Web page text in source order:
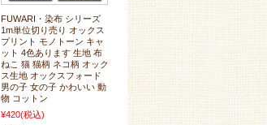
FUWARI・染布 シリーズ
1m単位切り売り オックス
プリント モノトーン キャ
ット 4色あります 生地 布
ねこ 猫 猫柄 ネコ柄 オック
ス生地 オックスフォード
男の子 女の子 かわいい 動
物 コットン
¥420(税込)